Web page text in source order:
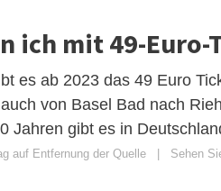
ich mit 49-
es ab 2023 das 49 Euro
von Basel Bad nach
Jahren gibt es in
auf Entfernung der Quelle Sehen